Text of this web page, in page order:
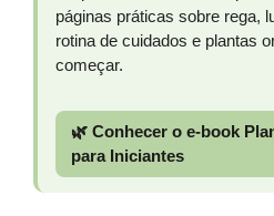
páginas práticas sobre rega,
rotina de cuidados e plantas
começar.
🌿 Conhecer o e-book
para Iniciantes